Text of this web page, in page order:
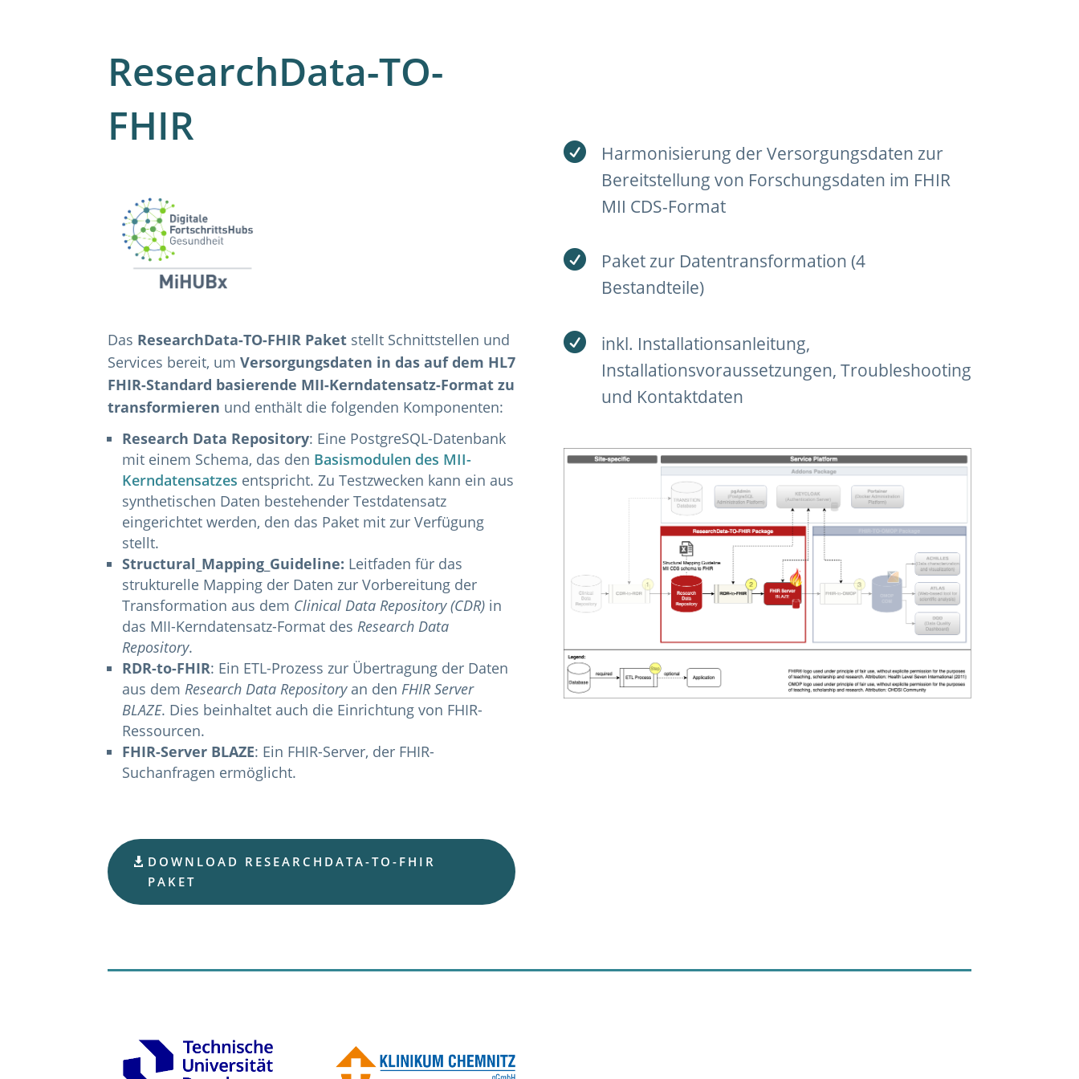
ResearchData-TO-
FHIR
Das ResearchData-TO-FHIR Paket stellt Schnittstellen und
Services bereit, um Versorgungsdaten in das auf dem HL7
FHIR-Standard basierende MII-Kerndatensatz-Format zu
transformieren und enthält die folgenden Komponenten:
Research Data Repository: Eine PostgreSQL-Datenbank
mit einem Schema, das den Basismodulen des MII-
Kerndatensatzes entspricht. Zu Testzwecken kann ein aus
synthetischen Daten bestehender Testdatensatz
eingerichtet werden, den das Paket mit zur Verfügung
stellt.
Structural_Mapping_Guideline: Leitfaden für das
strukturelle Mapping der Daten zur Vorbereitung der
Transformation aus dem Clinical Data Repository (CDR) in
das MII-Kerndatensatz-Format desResearch Data
Repository.
RDR-to-FHIR: Ein ETL-Prozess zur Übertragung der Daten
aus demResearch Data Repositoryan denFHIR Server
BLAZE. Dies beinhaltet auch die Einrichtung von FHIR-
Ressourcen.
FHIR-Server BLAZE: Ein FHIR-Server, der FHIR-
Suchanfragen ermöglicht.

Harmonisierung der Versorgungsdaten zur
Bereitstellung von Forschungsdaten im FHIR
MII CDS-Format

Paket zur Datentransformation (4
Bestandteile)

inkl. Installationsanleitung,
Installationsvoraussetzungen, Troubleshooting
und Kontaktdaten
DOWNLOAD RESEARCHDATA-TO-FHIR
PAKET